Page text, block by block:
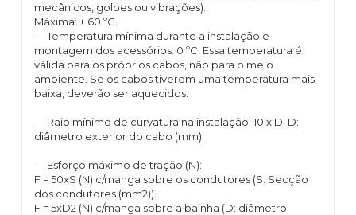
mecânicos, golpes ou vibrações).
Máxima: + 60 ºC.
— Temperatura mínima durante a instalação e
montagem dos acessórios: 0 ºC. Essa temperatura é
válida para os próprios cabos, não para o meio
ambiente. Se os cabos tiverem uma temperatura mais
baixa, deverão ser aquecidos.
— Raio mínimo de curvatura na instalação: 10 x D. D:
diâmetro exterior do cabo (mm).
— Esforço máximo de tração (N):
F = 50xS (N) c/manga sobre os condutores (S: Secção
dos condutores (mm2)).
F = 5xD2 (N) c/manga sobre a bainha (D: diâmetro